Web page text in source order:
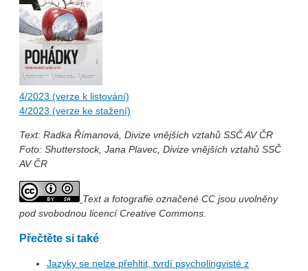
4/2023 (verze k listování)
4/2023 (verze ke stažení)
Text: Radka Římanová, Divize vnějších vztahů SSČ AV ČR
Foto: Shutterstock, Jana Plavec, Divize vnějších vztahů SSČ
AV ČR
Text a fotografie označené CC jsou uvolněny
pod svobodnou licencí Creative Commons.
Přečtěte si také
Jazyky se nelze přehltit, tvrdí psycholingvisté z